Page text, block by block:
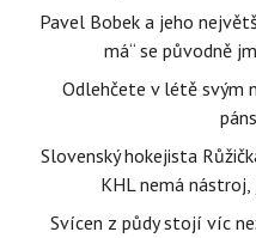
Pavel Bobek a jeho
má“ se původně
Odlehčete v létě svým
Slovenský hokejista
KHL nemá
Svícen z půdy stojí víc